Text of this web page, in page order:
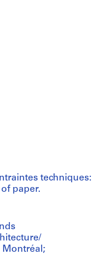
techniques:
paper.
Montréal;